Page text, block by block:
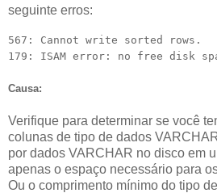
seguinte erros:
567: Cannot write sorted rows.
179: ISAM error: no free disk
Causa:
Verifique para determinar se você
colunas de tipo de dados
por dados VARCHAR no disco em
apenas o espaço necessário para
Ou o comprimento mínimo do tipo